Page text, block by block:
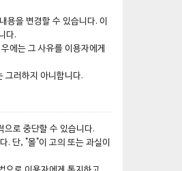
용을 변경할 수 있습니다. 이
다.
에는 그 사유를 이용자에게
그러하지 아니합니다.
으로 중단할 수 있습니다.
. 단, "몰"이 고의 또는 과실이